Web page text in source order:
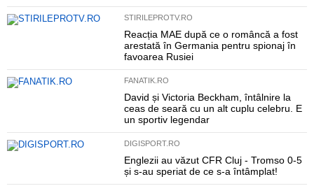
STIRILEPROTV.RO
Reacția MAE după ce o româncă a fost
arestată în Germania pentru spionaj în
favoarea Rusiei
FANATIK.RO
David și Victoria Beckham, întâlnire la
ceas de seară cu un alt cuplu celebru. E
un sportiv legendar
DIGISPORT.RO
Englezii au văzut CFR Cluj - Tromso 0-5
și s-au speriat de ce s-a întâmplat!